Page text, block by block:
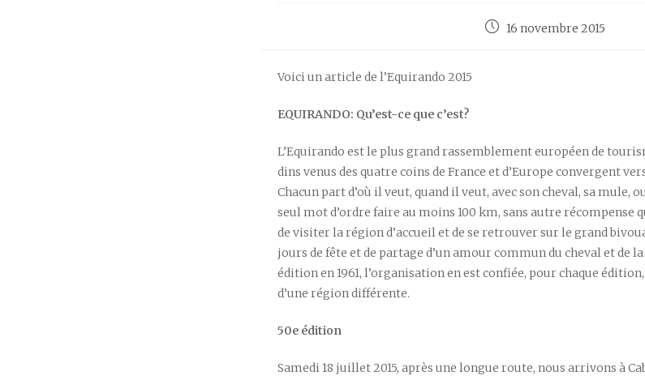
Post16 novembre 2015
Voici un article de l’Equirando 2015
EQUIRANDO: Qu’est-ce que c’est?
L’Equirando est le plus grand rassemblement européen de
dins venus des quatre coins de France et d’Europe convergent
Chacun part d’où il veut, quand il veut, avec son cheval, sa mule,
seul mot d’ordre faire au moins 100 km, sans autre récompense
de visiter la région d’accueil et de se retrouver sur le grand
jours de fête et de partage d’un amour commun du cheval et de
édition en 1961, l’organisation en est confiée, pour chaque
d’une région différente.
50e édition
Samedi 18 juillet 2015, après une longue route, nous arrivons à